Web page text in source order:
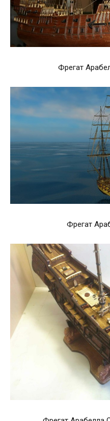
Фрегат
Фрегат